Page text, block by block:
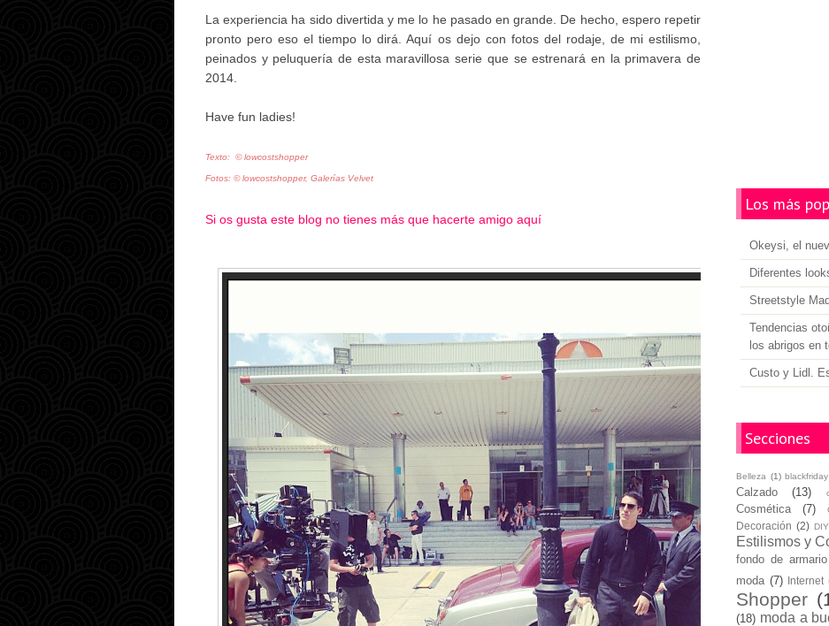
La experiencia ha sido divertida y me lo he pasado en grande. De hecho, espero repetir
pronto pero eso el tiempo lo dirá. Aquí os dejo con fotos del rodaje, de mi estilismo,
peinados y peluquería de esta maravillosa serie que se estrenará en la primavera de
2014.
Have fun ladies!
Texto: ©lowcostshopper
Fotos: ©lowcostshopper, Galerías Velvet
Si os gusta este blog no tienes más que hacerte amigo aquí
Los más
Okeysi, el
Diferentes
Streetstyle
Tendencias
los abrigos en
Custo y Lidl.
Secciones
Belleza (1) blackfriday
Calzado (13)
Cosmética
(7)
Decoración (2) DIY
Estilismos y
fondo de armario
moda (7) Internet
Shopper
(18) moda a